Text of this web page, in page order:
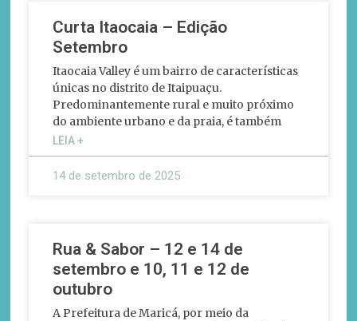
Curta Itaocaia – Edição
Setembro
Itaocaia Valley é um bairro de características
únicas no distrito de Itaipuaçu.
Predominantemente rural e muito próximo
do ambiente urbano e da praia, é também
LEIA +
14 de setembro de 2025
Rua & Sabor – 12 e 14 de
setembro e 10, 11 e 12 de
outubro
A Prefeitura de Maricá, por meio da